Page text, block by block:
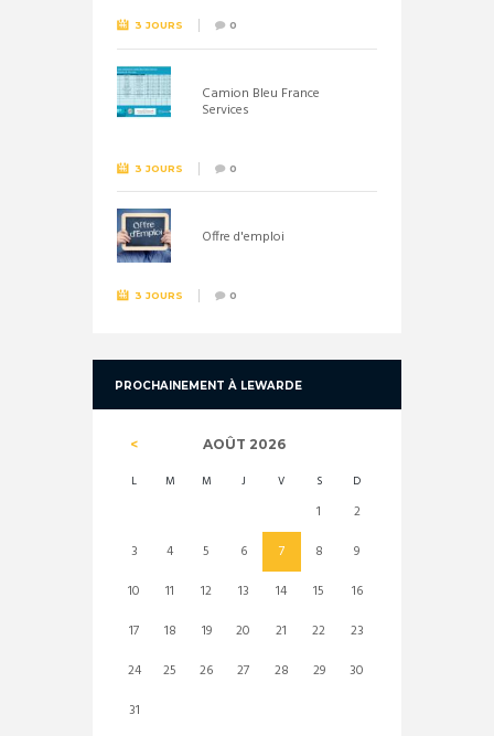
3 JOURS 0
Camion Bleu France
Services
3 JOURS 0
Offre d'emploi
3 JOURS 0
PROCHAINEMENT À LEWARDE
AOÛT 2026
L M M J V S D
1
2
3
4 5 6 7 8
9
10
11 12 13 14 15
16
17
18 19 20 21 22
23
24
25 26 27 28 29
30
31